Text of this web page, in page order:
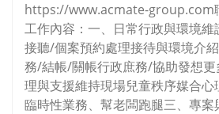
https://www.acmate-group.com
工作內容：一、日常行政與環境
接聽/個案預約處理接待與環境介
務/結帳/關帳行政庶務/協助發想
理與支援維持現場兒童秩序媒合
臨時性業務、幫老闆跑腿三、專案